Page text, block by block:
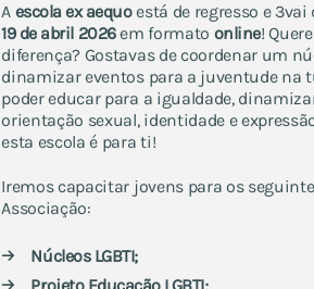
A escola ex aequoestá de regresso e 3vai
19 de abril 2026em formato online!
diferença? Gostavas de coordenar um
dinamizar eventos para a juventude na
poder educar para a igualdade,
orientação sexual, identidade e
esta escola é para ti!
Iremos capacitar jovens para os
Associação:
Núcleos LGBTI;